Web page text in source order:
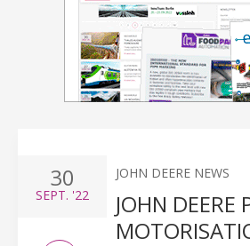
30
SEPT. '22
JOHN DEERE NEWS
JOHN DEERE